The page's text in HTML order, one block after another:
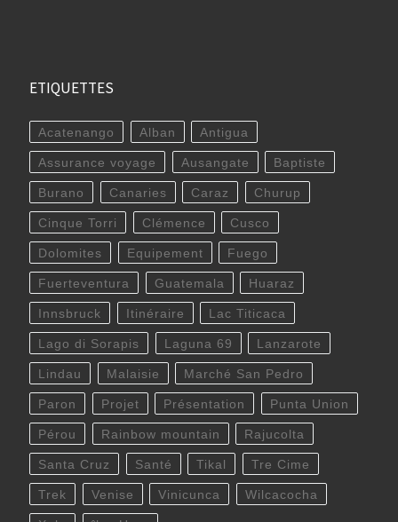
ETIQUETTES
Acatenango Alban Antigua
Assurance voyage Ausangate Baptiste
Burano Canaries Caraz Churup
Cinque Torri Clémence Cusco
Dolomites Equipement Fuego
Fuerteventura Guatemala Huaraz
Innsbruck Itinéraire Lac Titicaca
Lago di Sorapis Laguna 69 Lanzarote
Lindau Malaisie Marché San Pedro
Paron Projet Présentation Punta Union
Pérou Rainbow mountain Rajucolta
Santa Cruz Santé Tikal Tre Cime
Trek Venise Vinicunca Wilcacocha